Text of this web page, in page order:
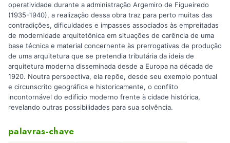
operatividade durante a administração Argemiro de Figueiredo
(1935-1940), a realização dessa obra traz para perto muitas das
contradições, dificuldades e impasses associados às empreitadas
de modernidade arquitetônica em situações de carência de uma
base técnica e material concernente às prerrogativas de produção
de uma arquitetura que se pretendia tributária da ideia de
arquitetura moderna disseminada desde a Europa na década de
1920. Noutra perspectiva, ela repõe, desde seu exemplo pontual
e circunscrito geográfica e historicamente, o conflito
incontornável do edifício moderno frente à cidade histórica,
revelando outras possibilidades para sua solvência.
palavras-chave